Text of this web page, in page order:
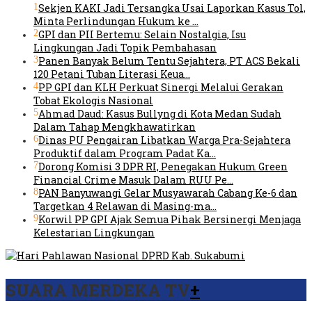
1Sekjen KAKI Jadi Tersangka Usai Laporkan Kasus Tol,
Minta Perlindungan Hukum ke …
2GPI dan PII Bertemu: Selain Nostalgia, Isu
Lingkungan Jadi Topik Pembahasan
3Panen Banyak Belum Tentu Sejahtera, PT ACS Bekali
120 Petani Tuban Literasi Keua…
4PP GPI dan KLH Perkuat Sinergi Melalui Gerakan
Tobat Ekologis Nasional
5Ahmad Daud: Kasus Bullyng di Kota Medan Sudah
Dalam Tahap Mengkhawatirkan
6Dinas PU Pengairan Libatkan Warga Pra-Sejahtera
Produktif dalam Program Padat Ka…
7Dorong Komisi 3 DPR RI, Penegakan Hukum Green
Financial Crime Masuk Dalam RUU Pe…
8PAN Banyuwangi Gelar Musyawarah Cabang Ke-6 dan
Targetkan 4 Relawan di Masing-ma…
9Korwil PP GPI Ajak Semua Pihak Bersinergi Menjaga
Kelestarian Lingkungan
SUARA MERDEKA TV+